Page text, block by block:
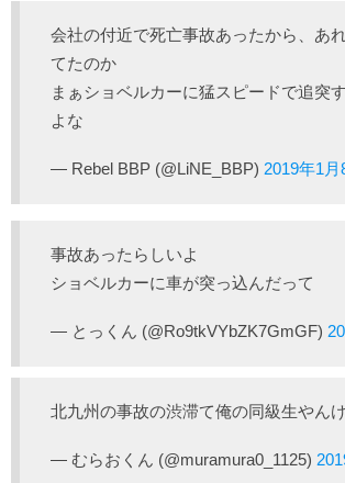
会社の付近で死亡事故あったから、あ
てたのか
まぁショベルカーに猛スピードで追突
よな
— Rebel BBP (@LiNE_BBP) 2019年1月
事故あったらしいよ
ショベルカーに車が突っ込んだって
— とっくん (@Ro9tkVYbZK7GmGF)
北九州の事故の渋滞て俺の同級生やんけ
— むらおくん (@muramura0_1125)